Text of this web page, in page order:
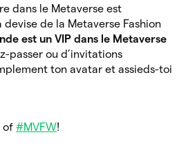
dans le Metaverse est
de la Metaverse Fashion
est un VIP dans le Metaverse
passer ou d’invitations
ton avatar et assieds-toi
of #MVFW!